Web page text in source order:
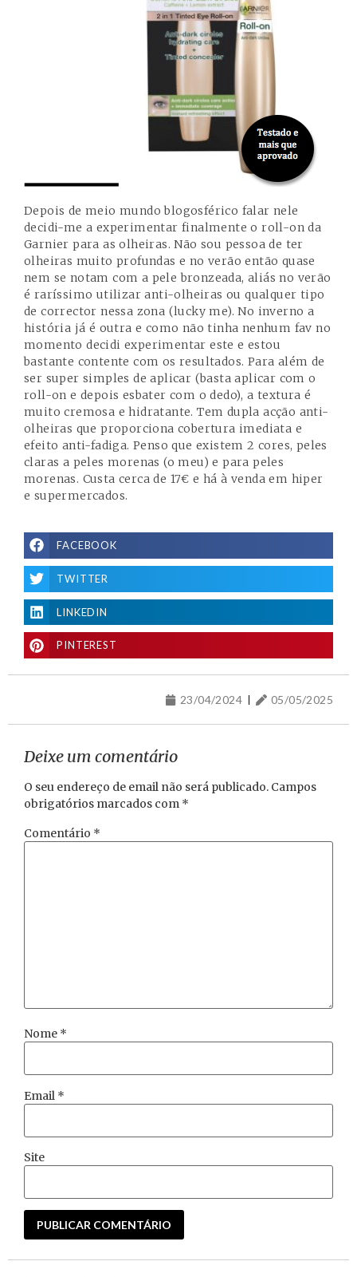
Depois de meio mundo blogosférico falar nele
decidi-me a experimentar finalmente o roll-on da
Garnier para as olheiras. Não sou pessoa de ter
olheiras muito profundas e no verão então quase
nem se notam com a pele bronzeada, aliás no verão
é raríssimo utilizar anti-olheiras ou qualquer tipo
de corrector nessa zona (lucky me). No inverno a
história já é outra e como não tinha nenhum fav no
momento decidi experimentar este e estou
bastante contente com os resultados. Para além de
ser super simples de aplicar (basta aplicar com o
roll-on e depois esbater com o dedo), a textura é
muito cremosa e hidratante. Tem dupla acção anti-
olheiras que proporciona cobertura imediata e
efeito anti-fadiga. Penso que existem 2 cores, peles
claras a peles morenas (o meu) e para peles
morenas. Custa cerca de 17€ e há à venda em hiper
e supermercados.
FACEBOOK
TWITTER
LINKEDIN
PINTEREST
23/04/2024 05/05/2025
Deixe um comentário
O seu endereço de email não será publicado. Campos
obrigatórios marcados com *
Comentário *
Nome *
Email *
Site